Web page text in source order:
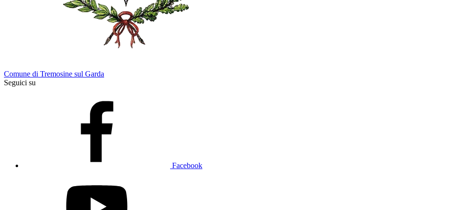
Comune di Tremosine sul Garda
Seguici su
Facebook